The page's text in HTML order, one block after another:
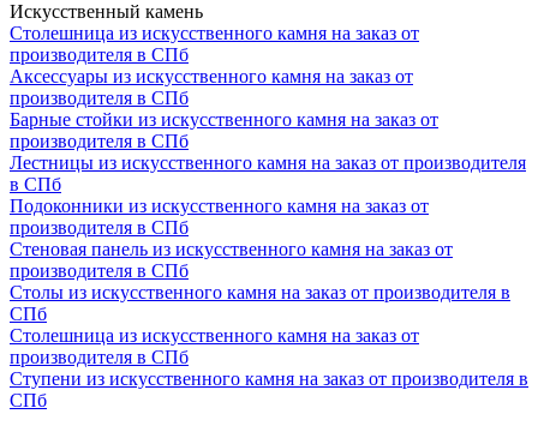
Искусственный камень
Столешница из искусственного камня на заказ от
производителя в СПб
Аксессуары из искусственного камня на заказ от
производителя в СПб
Барные стойки из искусственного камня на заказ от
производителя в СПб
Лестницы из искусственного камня на заказ от производителя
в СПб
Подоконники из искусственного камня на заказ от
производителя в СПб
Стеновая панель из искусственного камня на заказ от
производителя в СПб
Столы из искусственного камня на заказ от производителя в
СПб
Столешница из искусственного камня на заказ от
производителя в СПб
Ступени из искусственного камня на заказ от производителя в
СПб